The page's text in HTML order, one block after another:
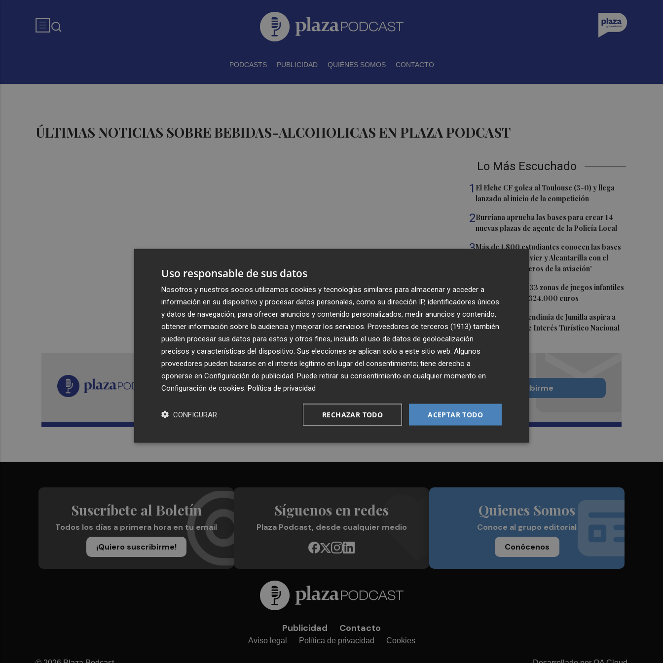
PODCASTS PUBLICIDAD QUIÉNES SOMOS CONTACTO
ÚLTIMAS NOTICIAS SOBRE BEBIDAS-ALCOHOLICAS EN PLAZA PODCAST
Lo Más Escuchado
1 El Elche CF golea al Toulouse (3-0) y llega
lanzado al inicio de la competición
2Burriana aprueba las bases para crear 14
nuevas plazas de agente de la Policía Local
3Más de 1.800 estudiantes conocen las bases
aéreas de San Javier y Alcantarilla con el
programa 'Pioneros de la aviación'
4Castelló mejora 33 zonas de juegos infantiles
en julio: destina 324.000 euros
5La Fiesta de la Vendimia de Jumilla aspira a
ser declarada de Interés Turístico Nacional
Recibe toda la actualidad de
Plaza Podcast en tu correo
Quiero suscribirme
Suscríbete al Boletín
Todos los días a primera hora en tu email
¡Quiero suscribirme!
Síguenos en redes
Plaza Podcast, desde cualquier medio
Quienes Somos
Conoce al grupo editorial
Conócenos
Publicidad Contacto
Aviso legal Política de privacidad Cookies
Uso responsable de sus datos
Nosotros y nuestros socios utilizamos cookies y tecnologías similares para almacenar y acceder a
información en su dispositivo y procesar datos personales, como su dirección IP, identificadores únicos
y datos de navegación, para ofrecer anuncios y contenido personalizados, medir anuncios y contenido,
obtener información sobre la audiencia y mejorar los servicios. Proveedores de terceros (1913) también
pueden procesar sus datos para estos y otros fines, incluido el uso de datos de geolocalización
precisos y características del dispositivo. Sus elecciones se aplican solo a este sitio web. Algunos
proveedores pueden basarse en el interés legítimo en lugar del consentimiento; tiene derecho a
oponerse en Configuración de publicidad . Puede retirar su consentimiento en cualquier momento en
Configuración de cookies Política de privacidad
ACEPTAR TODO
RECHAZAR TODO
CONFIGURAR